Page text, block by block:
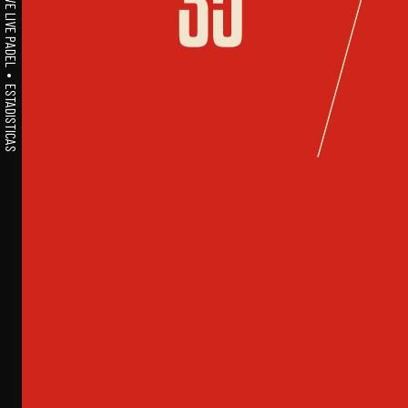
A1PADEL • WE LIVE PADEL • ESTADISTICAS